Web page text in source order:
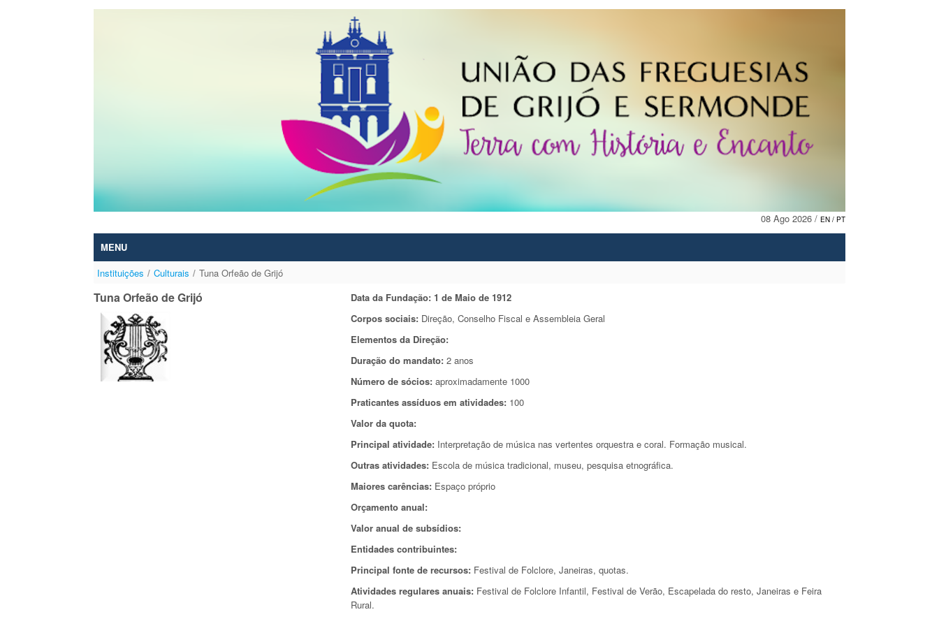
08 Ago 2026 / EN / PT
MENU
Instituições / Culturais / Tuna Orfeão de Grijó
Tuna Orfeão de Grijó
Data da Fundação: 1 de Maio de 1912
Corpos sociais:Direção, Conselho Fiscal e Assembleia Geral
Elementos da Direção:
Duração do mandato: 2 anos
Número de sócios: aproximadamente 1000
Praticantes assíduos em atividades: 100
Valor da quota:
Principal atividade:Interpretação de música nas vertentes orquestra e coral. Formação musical.
Outras atividades: Escola de música tradicional, museu, pesquisa etnográfica.
Maiores carências: Espaço próprio
Orçamento anual:
Valor anual de subsídios:
Entidades contribuintes:
Principal fonte de recursos: Festival de Folclore, Janeiras, quotas.
Atividades regulares anuais: Festival de Folclore Infantil, Festival de Verão, Escapelada do resto, Janeiras e Feira
Rural.